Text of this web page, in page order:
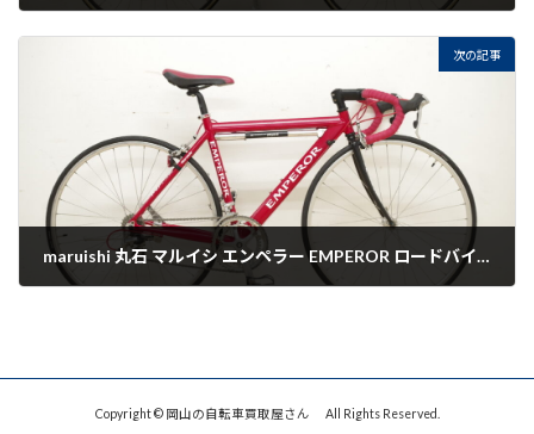
次の記事
maruishi 丸石 マルイシ エンペラー EMPEROR ロードバイク TT52cm ST50 700C 622 シマノ shimano SORA 赤 買取させていただきました。
Copyright © 岡山の自転車買取屋さん All Rights Reserved.